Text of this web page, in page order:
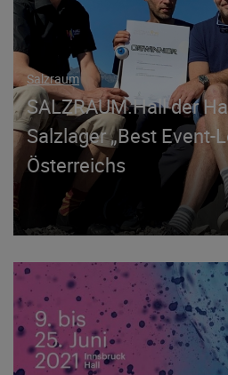
Salzraum
SALZRAUM.Hall der
Salzlager „Best Event-
Österreichs